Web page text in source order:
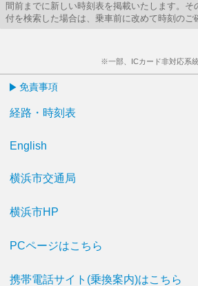
間前までに新しい時刻表を掲載いたします。そ
付を検索した場合は、乗車前に改めて時刻のご
※一部、ICカード非対応系
免責事項
経路・時刻表
English
横浜市交通局
横浜市HP
PCページはこちら
携帯電話サイト(乗換案内)はこちら